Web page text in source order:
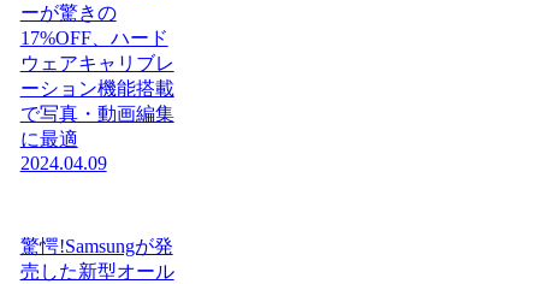
ーが驚きの
17%OFF、ハード
ウェアキャリブレ
ーション機能搭載
で写真・動画編集
に最適
2024.04.09
驚愕!Samsungが発
売した新型オール